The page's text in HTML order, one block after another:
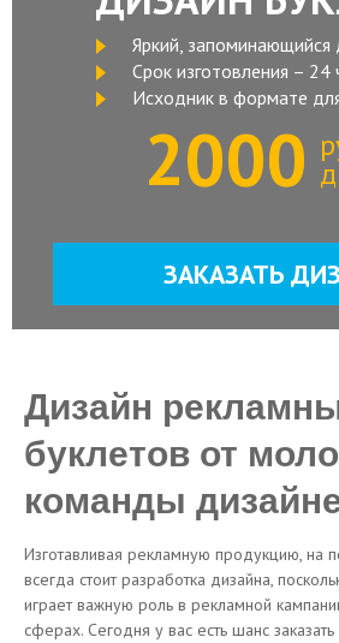
Яркий, запоминающийся
Срок изготовления – 24
Исходник в формате
2000
ЗАКАЗАТЬ
Дизайн
буклетов от
команды
Изготавливая рекламную продукцию, на
всегда стоит разработка дизайна,
играет важную роль в рекламной
сферах. Сегодня у вас есть шанс